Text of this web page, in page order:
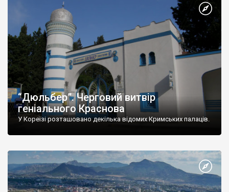
“Дюльбер”. Черговий витвір
геніального Краснова
У Кореїзі розташовано декілька відомих Кримських палаців.